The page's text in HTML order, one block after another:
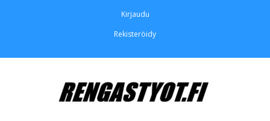
Kirjaudu
Rekisteröidy